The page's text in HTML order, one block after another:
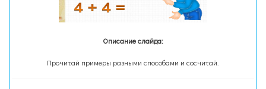
Описание слайда:
Прочитай примеры разными способами и сосчитай.